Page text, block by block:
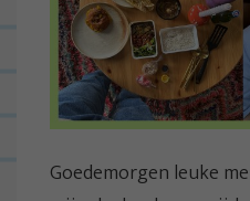
Goedemorgen leuke